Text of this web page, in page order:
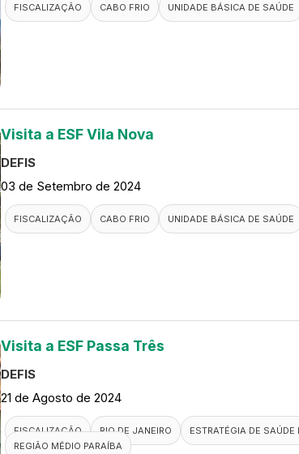
FISCALIZAÇÃO CABO FRIO UNIDADE BÁSICA DE SAÚDE
Visita a ESF Vila Nova
DEFIS
03 de Setembro de 2024
FISCALIZAÇÃO CABO FRIO UNIDADE BÁSICA DE SAÚDE
Visita a ESF Passa Três
DEFIS
21 de Agosto de 2024
FISCALIZAÇÃO RIO DE JANEIRO ESTRATÉGIA DE SAÚDE
REGIÃO MÉDIO PARAÍBA